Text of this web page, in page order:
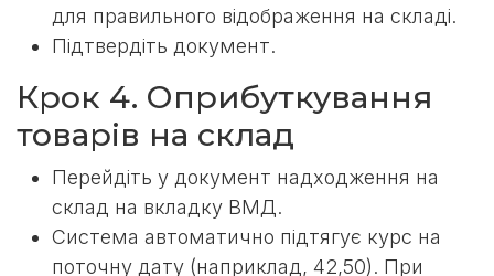
для правильного відображення на складі.
Підтвердіть документ.
Крок 4. Оприбуткування
товарів на склад
Перейдіть у документ надходження на
склад на вкладку ВМД.
Система автоматично підтягує курс на
поточну дату (наприклад, 42,50). При